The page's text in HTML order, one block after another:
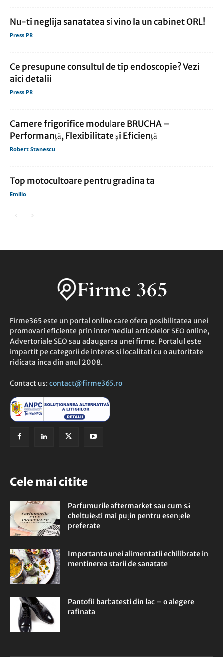
Nu-ti neglija sanatatea si vino la un cabinet ORL!
Press PR
Ce presupune consultul de tip endoscopie? Vezi
aici detalii
Press PR
Camere frigorifice modulare BRUCHA –
Performanță, Flexibilitate și Eficiență
Robert Stanescu
Top motocultoare pentru gradina ta
Emilio
Firme365 este un portal online care ofera posibilitatea unei
promovari eficiente prin intermediul articolelor SEO online,
Advertoriale SEO sau adaugarea unei firme. Portalul este
impartit pe categorii de interes si localitati cu o autoritate
ridicata inca din anul 2008.
Contact us: contact@firme365.ro
Cele mai citite
Parfumurile aftermarket sau cum să
cheltuiești mai puțin pentru esențele
preferate
Importanta unei alimentatii echilibrate in
mentinerea starii de sanatate
Pantofii barbatesti din lac – o alegere
rafinata